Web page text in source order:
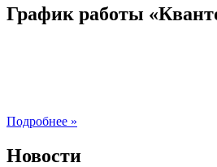
График работы
Подробнее »
Новости